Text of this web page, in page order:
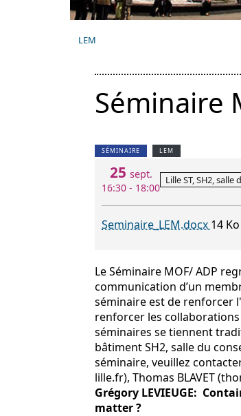
LEM
Séminaire
SÉMINAIRE LEM
25 sept.
16:30 - 18:00
Lille ST, SH2, salle
Seminaire_LEM.docx 14 Ko
Le Séminaire MOF/ ADP
communication d’un
séminaire est de renforcer
renforcer les
séminaires se tiennent
bâtiment SH2, salle du
séminaire, veuillez
lille.fr), Thomas BLAVET
Grégory LEVIEUGE:
matter ?